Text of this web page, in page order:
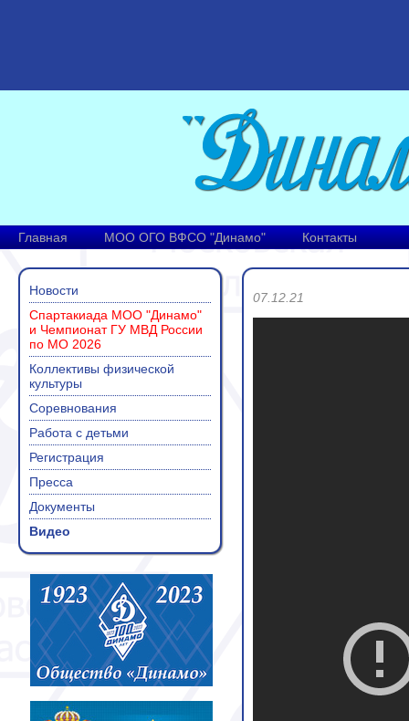
Главная МОО ОГО ВФСО "Динамо" Контакты
Новости
Спартакиада МОО "Динамо"
и Чемпионат ГУ МВД России
по МО 2026
Коллективы физической
культуры
Соревнования
Работа с детьми
Регистрация
Пресса
Документы
Видео
07.12.21